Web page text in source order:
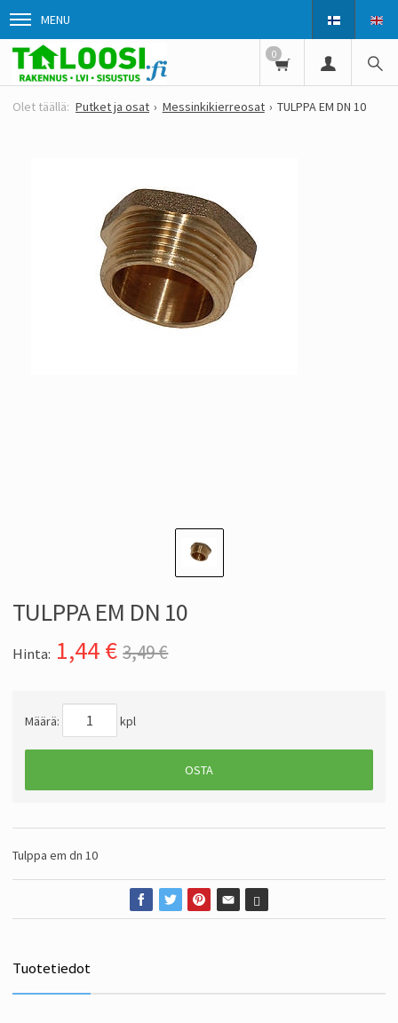
MENU
0
Putket ja osat Messinkikierreosat TULPPA EM DN 10
TULPPA EM DN 10
Hinta: 1,44€ 3,49 €
Määrä: kpl
OSTA
Tulppa em dn 10
Tuotetiedot